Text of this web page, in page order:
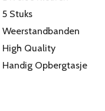
5 Stuks
Weerstandbanden
High Quality
Handig Opbergtasje